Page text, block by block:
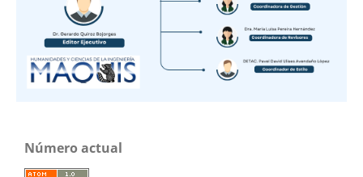
Número actual